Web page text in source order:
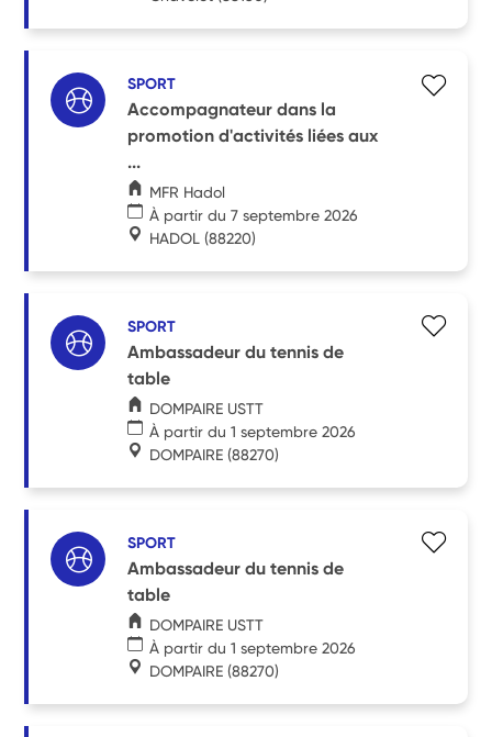
SPORT
Accompagnateur dans la
promotion d'activités liées aux
...
MFR Hadol
À partir du 7 septembre 2026
HADOL (88220)
SPORT
Ambassadeur du tennis de
table
DOMPAIRE USTT
À partir du 1 septembre 2026
DOMPAIRE (88270)
SPORT
Ambassadeur du tennis de
table
DOMPAIRE USTT
À partir du 1 septembre 2026
DOMPAIRE (88270)